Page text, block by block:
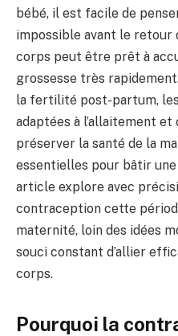
bébé, il est facile de
impossible avant le retour
corps peut être prêt à
grossesse très
la fertilité post-partum,
adaptées à l’allaitement
préserver la santé de la
essentielles pour bâtir
article explore avec
contraception cette
maternité, loin des idées
souci constant d’allier
corps.
Pourquoi la